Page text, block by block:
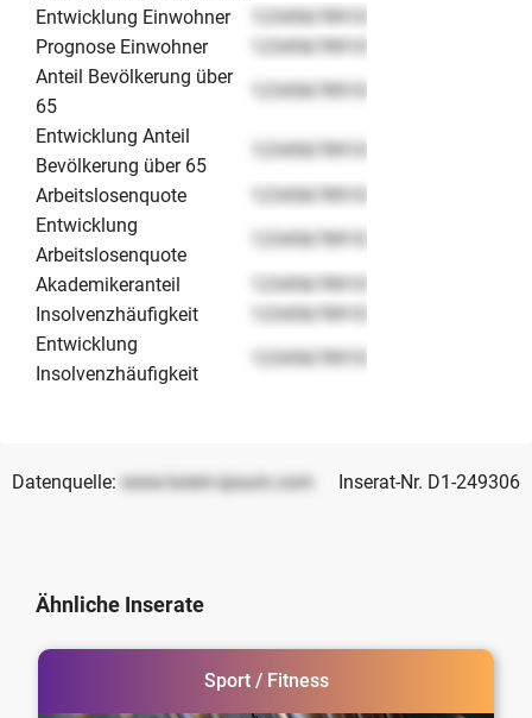
Entwicklung Einwohner
12345678910
Prognose Einwohner
12345678910
Anteil Bevölkerung über
65
12345678910
Entwicklung Anteil
Bevölkerung über 65
12345678910
Arbeitslosenquote
12345678910
Entwicklung
Arbeitslosenquote
12345678910
Akademikeranteil
12345678910
Insolvenzhäufigkeit
12345678910
Entwicklung
Insolvenzhäufigkeit
12345678910
Datenquelle: www.lorem-ipsum.com Inserat-Nr. D1-249306
Ähnliche Inserate
Sport / Fitness